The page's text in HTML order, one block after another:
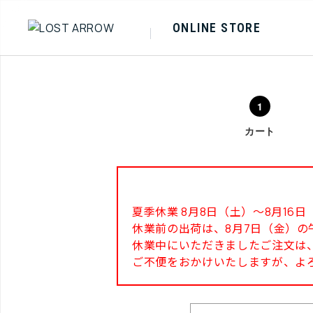
ONLINE STORE
カート
夏季休業 8月8日（土）～8月16
休業前の出荷は、8月7日（金）
休業中にいただきましたご注文は
ご不便をおかけいたしますが、よ